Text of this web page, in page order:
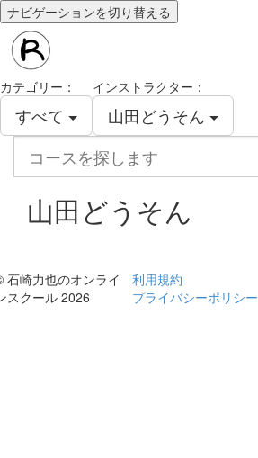
ナビゲーションを切り替える
カテゴリー：
すべて
インストラクター：
山田どうそん
ス
す
山田どうそん
石崎力也のオンライ
スクール 2026
利用規約
プライバシーポリシー